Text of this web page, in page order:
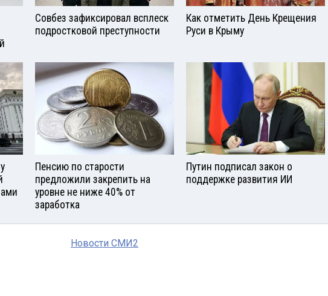
Совбез зафиксировал всплеск
подростковой преступности
Как отметить День Крещения
Руси в Крыму
Пенсию по старости
предложили закрепить на
уровне не ниже 40% от
заработка
Путин подписал закон о
поддержке развития ИИ
Новости СМИ2